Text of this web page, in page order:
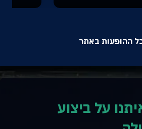
ההופעות באתר
על ביצוע